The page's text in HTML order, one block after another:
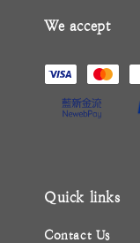
We accept
Quick links
Contact Us